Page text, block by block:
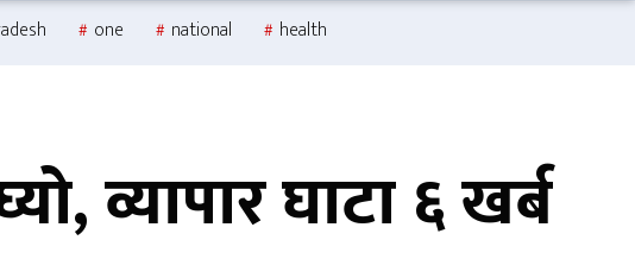
one national health
व्यापार घाटा ६ खर्ब